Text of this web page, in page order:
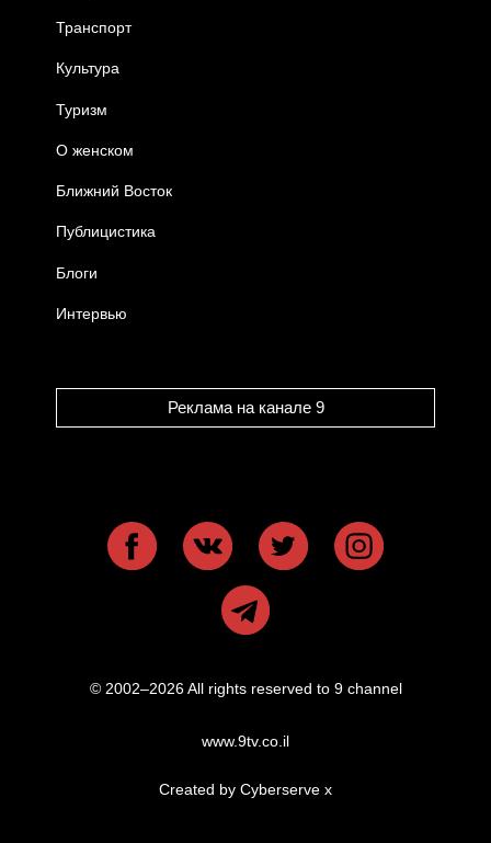
Транспорт
Культура
Туризм
О женском
Ближний Восток
Публицистика
Блоги
Интервью
Реклама на канале 9
© 2002–2026 All rights reserved to 9 channel
www.9tv.co.il
Created by Cyberserve x